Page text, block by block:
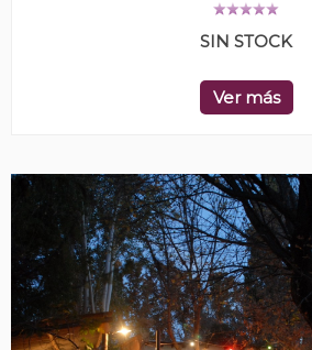
SIN STOCK
Ver más